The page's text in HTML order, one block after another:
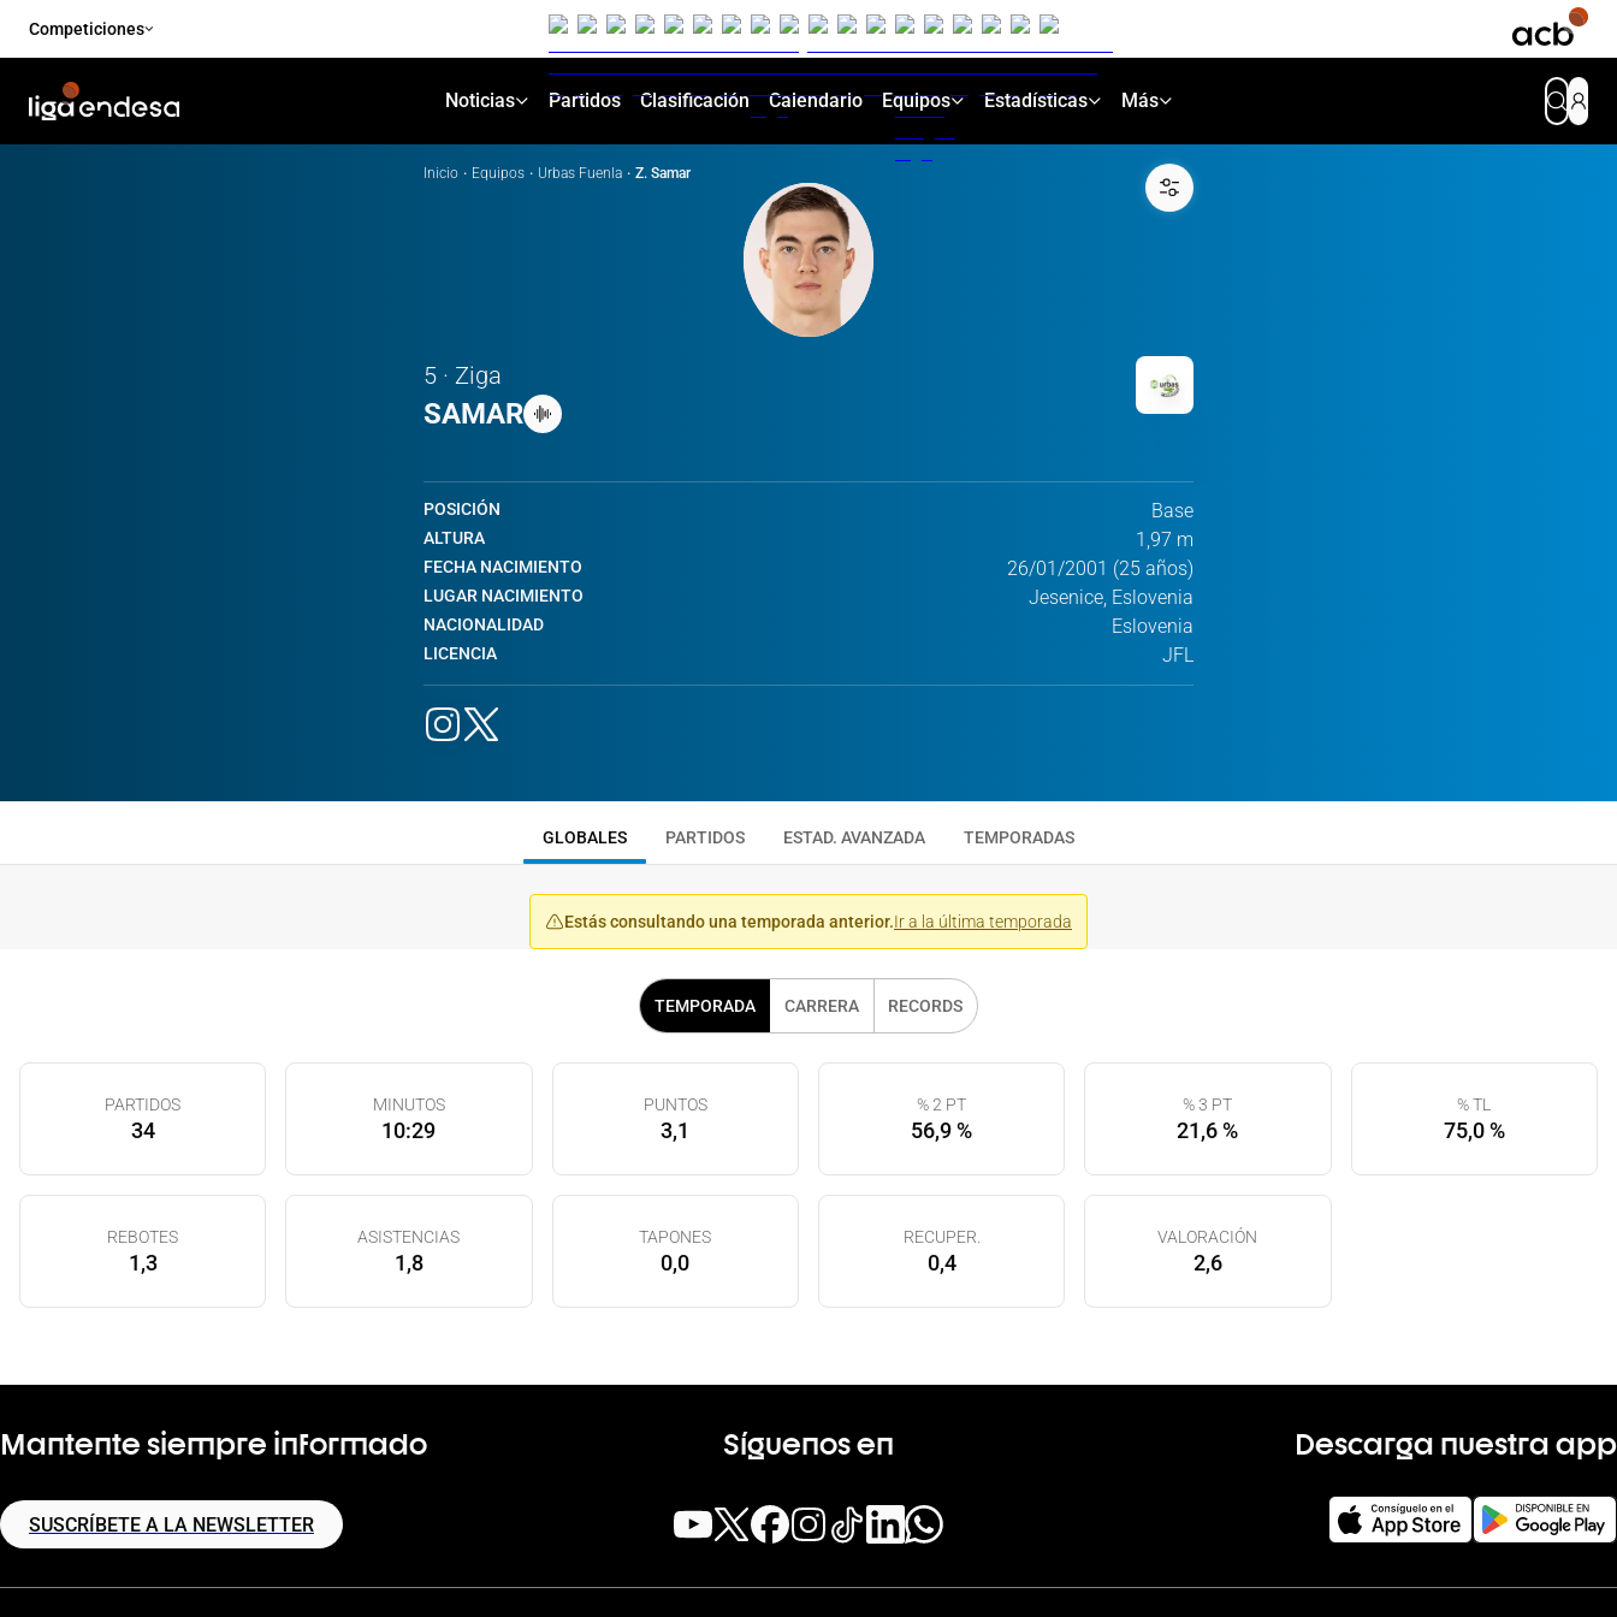
Competiciones
Noticias Partidos Clasificación Calendario Equipos Estadísticas Más
Inicio · Equipos · Urbas Fuenla · Z. Samar
5 · Ziga
SAMAR
POSICIÓN Base
ALTURA 1,97 m
FECHA NACIMIENTO 26/01/2001 (25 años)
LUGAR NACIMIENTO Jesenice, Eslovenia
NACIONALIDAD Eslovenia
LICENCIA JFL
GLOBALES PARTIDOS ESTAD. AVANZADA TEMPORADAS
Estás consultando una temporada anterior.Ir a la última temporada
TEMPORADA CARRERA RECORDS
PARTIDOS
34
MINUTOS
10:29
PUNTOS
3,1
% 2 PT
56,9 %
% 3 PT
21,6 %
% TL
75,0 %
REBOTES
1,3
ASISTENCIAS
1,8
TAPONES
0,0
RECUPER.
0,4
VALORACIÓN
2,6
Mantente siempre informado
SUSCRÍBETE A LA NEWSLETTER
Síguenos en Descarga nuestra app